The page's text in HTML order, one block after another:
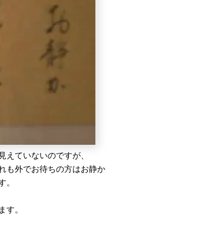
えていないのですが、
も外でお待ちの方はお静か
。
す。